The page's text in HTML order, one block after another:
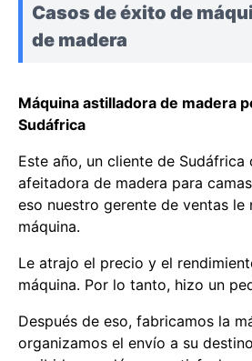
Casos de éxito de
de madera
Máquina astilladora de madera
Sudáfrica
Este año, un cliente de Sudáfrica
afeitadora de madera para
eso nuestro gerente de ventas le
máquina.
Le atrajo el precio y el
máquina. Por lo tanto, hizo un
Después de eso, fabricamos la
organizamos el envío a su